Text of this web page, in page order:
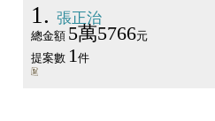
1 張正治
總金額 5萬5766元
提案數 1 件